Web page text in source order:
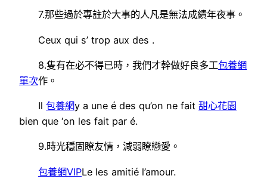
7.那些過於專註於大事的人凡是無法成績年夜事。
Ceux qui s’ trop aux des .
8.隻有在必不得已時，我們才幹做好良多工包養網
單次作。
Il 包養網y a une é des qu’on ne fait 甜心花園
bien que ‘on les fait par é.
9.時光穩固瞭友情，減弱瞭戀愛。
包養網VIPLe les amitié l’amour.